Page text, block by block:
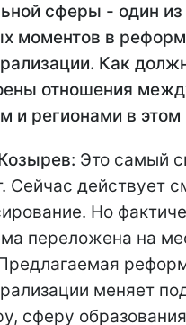
сферы - один из
моментов в
Как
отношения
и регионами в этом
Это самый
Сейчас действует
Но
переложена на
меняет
сферу образования